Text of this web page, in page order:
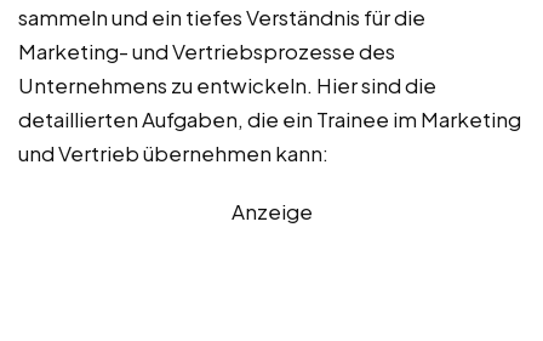
sammeln und ein tiefes Verständnis für die
Marketing- und Vertriebsprozesse des
Unternehmens zu entwickeln. Hier sind die
detaillierten Aufgaben, die ein Trainee im Marketing
und Vertrieb übernehmen kann:
Anzeige